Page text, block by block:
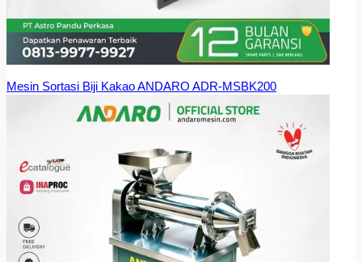
Mesin Sortasi Biji Kakao ANDARO ADR-MSBK200